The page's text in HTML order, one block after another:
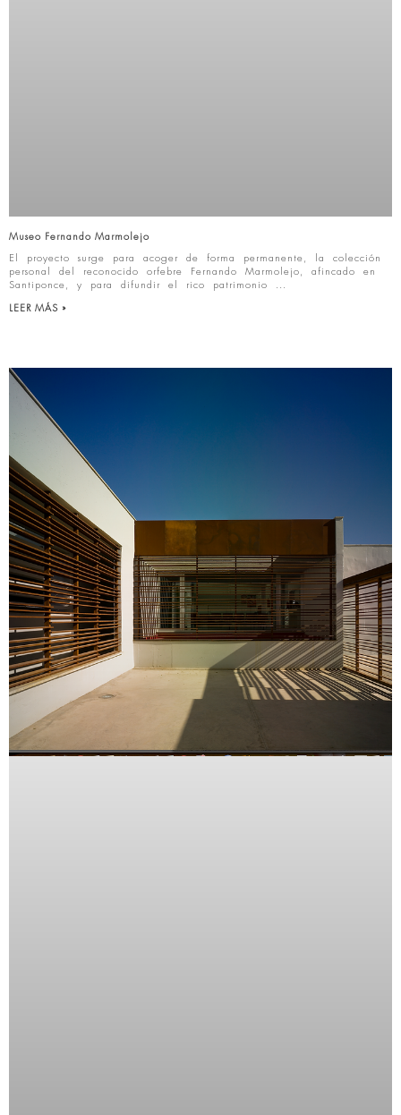
Museo Fernando Marmolejo
El proyecto surge para acoger de forma permanente, la colección
personal del reconocido orfebre Fernando Marmolejo, afincado en
Santiponce, y para difundir el rico patrimonio
LEER MÁS »